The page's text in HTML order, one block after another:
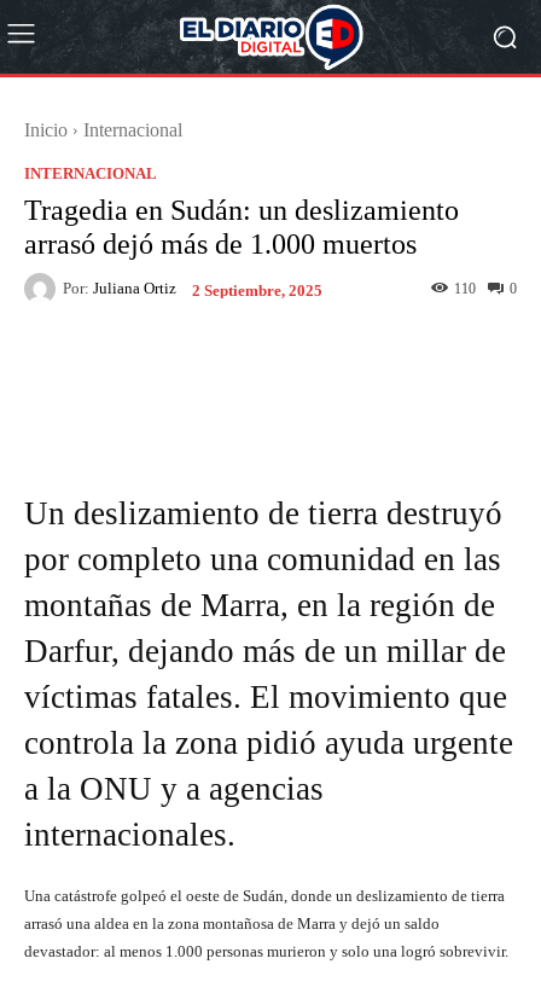
Inicio Internacional
INTERNACIONAL
Tragedia en Sudán: un deslizamiento
arrasó dejó más de 1.000 muertos
Por: Juliana Ortiz 2 Septiembre, 2025 0
110
Un deslizamiento de tierra destruyó
por completo una comunidad en las
montañas de Marra, en la región de
Darfur, dejando más de un millar de
víctimas fatales. El movimiento que
controla la zona pidió ayuda urgente
a la ONU y a agencias
internacionales.
Una catástrofe golpeó el oeste de Sudán, donde un deslizamiento de tierra
arrasó una aldea en la zona montañosa de Marra y dejó un saldo
devastador: al menos 1.000 personas murieron y solo una logró sobrevivir.